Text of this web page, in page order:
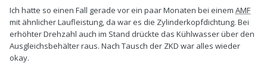
Ich hatte so einen Fall gerade vor ein paar Monaten bei einem AMF
mit ähnlicher Laufleistung, da war es die Zylinderkopfdichtung. Bei
erhöhter Drehzahl auch im Stand drückte das Kühlwasser über den
Ausgleichsbehälter raus. Nach Tausch der ZKD war alles wieder
okay.